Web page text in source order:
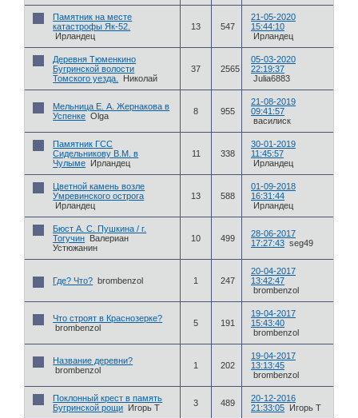
Памятник на месте
катастрофы Як-52.
Ирландец
13 547
21-05-2020
15:44:10
Ирландец
Деревня Тюменкино
Бугринской волости
Томского уезда.
Николай
37 2565
05-03-2020
22:19:37
Julia6883
Мельница Е. А. Жернакова в
Успенке Olga 8 955
21-08-2019
09:41:57
василиск
Памятник ГСС
Сидельникову В.М. в
Чулыме Ирландец
11 338
30-01-2019
11:45:57
Ирландец
Цветной камень возле
Умревинского острога
Ирландец
13 588
01-09-2018
16:31:44
Ирландец
Бюст А. С. Пушкина / г.
Тогучин Валериан
Устюжанин
10 499
28-06-2017
17:27:43 seg49
Где? Что? brombenzol 1 247
20-04-2017
13:42:47
brombenzol
Что строят в Краснозерке?
brombenzol
5 191
19-04-2017
15:43:40
brombenzol
Название деревни?
brombenzol
1 202
19-04-2017
13:13:45
brombenzol
Поклонный крест в память
Бугринской рощи Игорь Т 3 489
20-12-2016
21:33:05 Игорь Т